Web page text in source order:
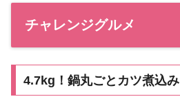
チャレンジグルメ
4.7kg！鍋丸ごとカツ煮込み